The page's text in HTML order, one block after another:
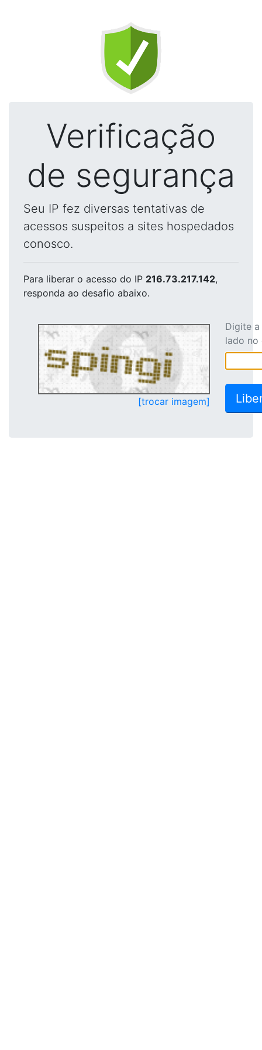
Verificação
de segurança
Seu IP fez diversas tentativas de
acessos suspeitos a sites hospedados
conosco.
Para liberar o acesso do IP 216.73.217.142,
responda ao desafio abaixo.
[trocar imagem]
Digite
lado no